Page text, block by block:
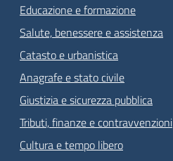
Educazione e formazione
Salute, benessere e assistenza
Catasto e urbanistica
Anagrafe e stato civile
Giustizia e sicurezza pubblica
Tributi, finanze e contravvenzioni
Cultura e tempo libero